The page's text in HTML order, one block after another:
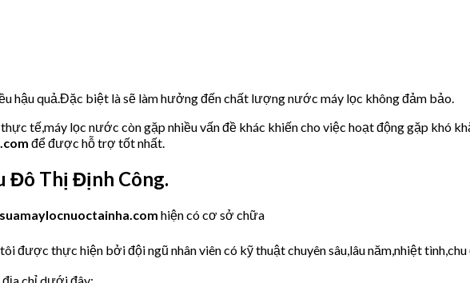
hậu quả.Đặc biệt là sẽ làm hưởng đến chất lượng nước máy lọc không đảm bảo.
tế,máy lọc nước còn gặp nhiều vấn đề khác khiến cho việc hoạt động gặp khó
để được hỗ trợ tốt nhất.
Đô Thị Định Công.
suamaylocnuoctainha.com hiện có cơ sở chữa
được thực hiện bởi đội ngũ nhân viên có kỹ thuật chuyên sâu,lâu năm,nhiệt tình,chu